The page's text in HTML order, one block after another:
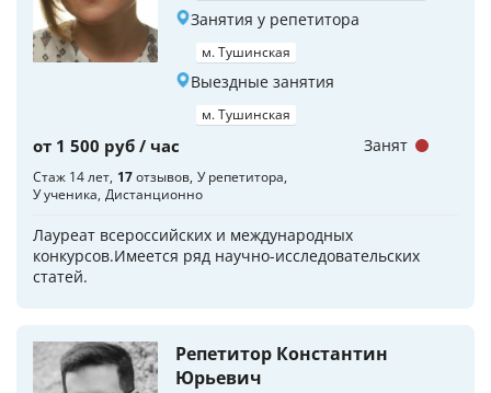
Занятия у репетитора
м. Тушинская
Выездные занятия
м. Тушинская
от 1 500 руб / час
Стаж 14 лет 17отзывов У репетитора
У ученика Дистанционно
Лауреат всероссийских и международных
конкурсов.Имеется ряд научно-исследовательских
статей.
Занят
Репетитор Константин
Юрьевич